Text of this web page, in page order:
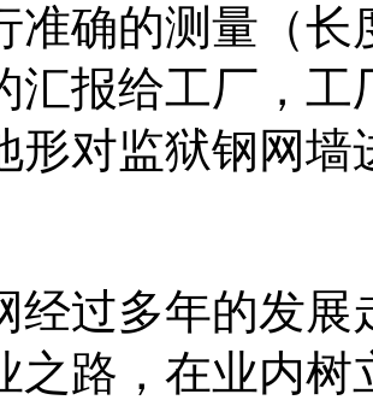
准确的测量（
汇报给工厂，
形对监狱钢网墙
经过多年的发
之路，在业内